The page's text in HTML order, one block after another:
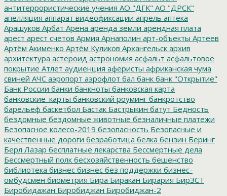
антитеррористические учения АО "ДГК" АО "ДРСК"
апелляция аппарат видеофиксации апрель аптека
Арашуков Арбат Арена аренда земли арендная плата
арест арест счетов Армия Арнаполин арт-объекты Артеев
Артём Акименко Артём Куликов Архангельск архив
архитектура астероид астрономия асфальт асфальтовое
покрытие Атлет аудиенция аферисты африканская чума
свиней АЧС аэропорт аэрофлот бал банк банк "Открытие"
Банк России банки банкноты банковская карта
банковские_карты банковский роуминг банкротство
барельеф баскетбол Бастак Бастрыкин батут Бедность
бездомные бездомные животные безналичные платежи
Безопасное колесо-2019 безопасность Безопасные и
качественные дороги безработица белка бензин Беринг
Берл Лазар бесплатные лекарства Бессмертные дела
Бессмертный полк бесхозяйственность бешенство
библиотека бизнес бизнес без поддержки бизнес-
омбудсмен биометрия Бира Биракан Бирария БирЗСТ
Биробидажан Биробиджан Биробиджан-2